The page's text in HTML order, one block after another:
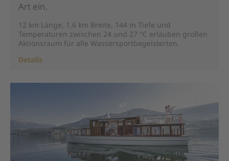
Art ein.
12 km Länge, 1,6 km Breite, 144 m Tiefe und
Temperaturen zwischen 24 und 27 °C erlauben großen
Aktionsraum für alle Wassersportbegeisterten.
Details